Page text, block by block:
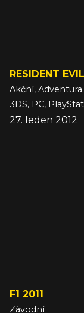
RESIDENT
Akční, Adventura
3DS, PC,
27. leden 2012
F1 2011
Závodní